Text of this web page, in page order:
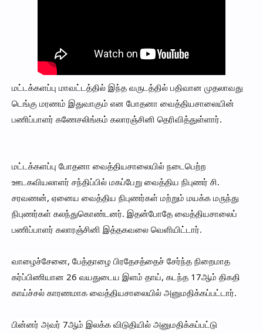
மட்டக்களப்பு மாவட்டத்தில் இந்த வருடத்தில் பதிவான முதலாவது
டெங்கு மரணம் இதுவாகும் என போதனா வைத்தியசாலையின்
பணிப்பாளர் கணேசலிங்கம் கலாரஞ்சினி தெரிவித்துள்ளார்.
மட்டக்களப்பு போதனா வைத்தியசாலையில் நடைபெற்ற
ஊடகவியலாளர் சந்திப்பில் மகப்பேறு வைத்திய நிபுணர் சி.
சரவணன், ஏனைய வைத்திய நிபுணர்கள் மற்றும் மயக்க மருந்து
நிபுணர்கள் கலந்துகொண்டனர். இதன்போதே வைத்தியசாலைப்
பணிப்பாளர் கலாரஞ்சினி இத்தகவலை வெளியிட்டார்.
வாழைச்சேனை, பேத்தாழை பிரதேசத்தைச் சேர்ந்த நிறைமாத
கர்ப்பிணியான 26 வயதுடைய இளம் தாய், கடந்த 17ஆம் திகதி
காய்ச்சல் காரணமாக வைத்தியசாலையில் அனுமதிக்கப்பட்டார்.
பின்னர் அவர் 7ஆம் இலக்க விடுதியில் அனுமதிக்கப்பட்டு